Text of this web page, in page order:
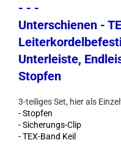
- - -
Unterschienen -
Unterleiste,
Stopfen
3-teiliges Set, hier als
- Stopfen
- Sicherungs-Clip
- TEX-Band Keil